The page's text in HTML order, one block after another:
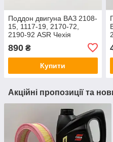
Поддон двигуна ВАЗ 2108-
15, 1117-19, 2170-72,
2190-92 ASR Чехія
890 ₴
Купити
Акційні пропозиції та